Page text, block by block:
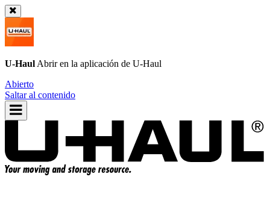
U-Haul Abrir en la aplicación de U-Haul
Abierto
Saltar al contenido